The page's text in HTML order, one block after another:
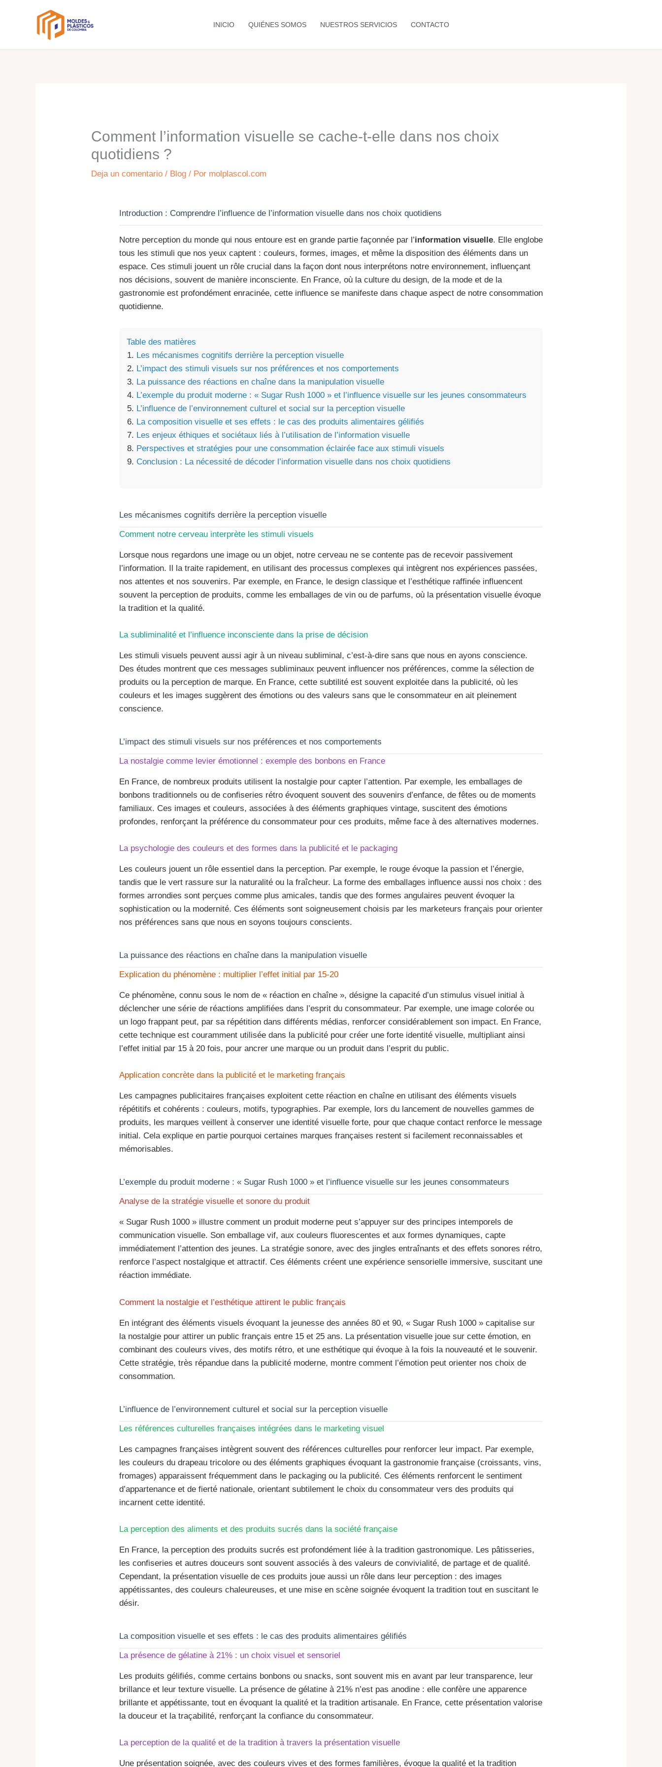
INICIO QUIÉNES SOMOS NUESTROS SERVICIOS CONTACTO
Comment l’information visuelle se cache-t-elle dans nos choix
quotidiens ?
Deja un comentario / Blog / Por molplascol.com
Introduction : Comprendre l’influence de l’information visuelle dans nos choix quotidiens
Notre perception du monde qui nous entoure est en grande partie façonnée par l’information visuelle. Elle englobe
tous les stimuli que nos yeux captent : couleurs, formes, images, et même la disposition des éléments dans un
espace. Ces stimuli jouent un rôle crucial dans la façon dont nous interprétons notre environnement, influençant
nos décisions, souvent de manière inconsciente. En France, où la culture du design, de la mode et de la
gastronomie est profondément enracinée, cette influence se manifeste dans chaque aspect de notre consommation
quotidienne.
Table des matières
Les mécanismes cognitifs derrière la perception visuelle
L’impact des stimuli visuels sur nos préférences et nos comportements
La puissance des réactions en chaîne dans la manipulation visuelle
L’exemple du produit moderne : « Sugar Rush 1000 » et l’influence visuelle sur les jeunes consommateurs
L’influence de l’environnement culturel et social sur la perception visuelle
La composition visuelle et ses effets : le cas des produits alimentaires gélifiés
Les enjeux éthiques et sociétaux liés à l’utilisation de l’information visuelle
Perspectives et stratégies pour une consommation éclairée face aux stimuli visuels
Conclusion : La nécessité de décoder l’information visuelle dans nos choix quotidiens
Les mécanismes cognitifs derrière la perception visuelle
Comment notre cerveau interprète les stimuli visuels
Lorsque nous regardons une image ou un objet, notre cerveau ne se contente pas de recevoir passivement
l’information. Il la traite rapidement, en utilisant des processus complexes qui intègrent nos expériences passées,
nos attentes et nos souvenirs. Par exemple, en France, le design classique et l’esthétique raffinée influencent
souvent la perception de produits, comme les emballages de vin ou de parfums, où la présentation visuelle évoque
la tradition et la qualité.
La subliminalité et l’influence inconsciente dans la prise de décision
Les stimuli visuels peuvent aussi agir à un niveau subliminal, c’est-à-dire sans que nous en ayons conscience.
Des études montrent que ces messages subliminaux peuvent influencer nos préférences, comme la sélection de
produits ou la perception de marque. En France, cette subtilité est souvent exploitée dans la publicité, où les
couleurs et les images suggèrent des émotions ou des valeurs sans que le consommateur en ait pleinement
conscience.
L’impact des stimuli visuels sur nos préférences et nos comportements
La nostalgie comme levier émotionnel : exemple des bonbons en France
En France, de nombreux produits utilisent la nostalgie pour capter l’attention. Par exemple, les emballages de
bonbons traditionnels ou de confiseries rétro évoquent souvent des souvenirs d’enfance, de fêtes ou de moments
familiaux. Ces images et couleurs, associées à des éléments graphiques vintage, suscitent des émotions
profondes, renforçant la préférence du consommateur pour ces produits, même face à des alternatives modernes.
La psychologie des couleurs et des formes dans la publicité et le packaging
Les couleurs jouent un rôle essentiel dans la perception. Par exemple, le rouge évoque la passion et l’énergie,
tandis que le vert rassure sur la naturalité ou la fraîcheur. La forme des emballages influence aussi nos choix : des
formes arrondies sont perçues comme plus amicales, tandis que des formes angulaires peuvent évoquer la
sophistication ou la modernité. Ces éléments sont soigneusement choisis par les marketeurs français pour orienter
nos préférences sans que nous en soyons toujours conscients.
La puissance des réactions en chaîne dans la manipulation visuelle
Explication du phénomène : multiplier l’effet initial par 15-20
Ce phénomène, connu sous le nom de « réaction en chaîne », désigne la capacité d’un stimulus visuel initial à
déclencher une série de réactions amplifiées dans l’esprit du consommateur. Par exemple, une image colorée ou
un logo frappant peut, par sa répétition dans différents médias, renforcer considérablement son impact. En France,
cette technique est couramment utilisée dans la publicité pour créer une forte identité visuelle, multipliant ainsi
l’effet initial par 15 à 20 fois, pour ancrer une marque ou un produit dans l’esprit du public.
Application concrète dans la publicité et le marketing français
Les campagnes publicitaires françaises exploitent cette réaction en chaîne en utilisant des éléments visuels
répétitifs et cohérents : couleurs, motifs, typographies. Par exemple, lors du lancement de nouvelles gammes de
produits, les marques veillent à conserver une identité visuelle forte, pour que chaque contact renforce le message
initial. Cela explique en partie pourquoi certaines marques françaises restent si facilement reconnaissables et
mémorisables.
L’exemple du produit moderne : « Sugar Rush 1000 » et l’influence visuelle sur les jeunes consommateurs
Analyse de la stratégie visuelle et sonore du produit
« Sugar Rush 1000 » illustre comment un produit moderne peut s’appuyer sur des principes intemporels de
communication visuelle. Son emballage vif, aux couleurs fluorescentes et aux formes dynamiques, capte
immédiatement l’attention des jeunes. La stratégie sonore, avec des jingles entraînants et des effets sonores rétro,
renforce l’aspect nostalgique et attractif. Ces éléments créent une expérience sensorielle immersive, suscitant une
réaction immédiate.
Comment la nostalgie et l’esthétique attirent le public français
En intégrant des éléments visuels évoquant la jeunesse des années 80 et 90, « Sugar Rush 1000 » capitalise sur
la nostalgie pour attirer un public français entre 15 et 25 ans. La présentation visuelle joue sur cette émotion, en
combinant des couleurs vives, des motifs rétro, et une esthétique qui évoque à la fois la nouveauté et le souvenir.
Cette stratégie, très répandue dans la publicité moderne, montre comment l’émotion peut orienter nos choix de
consommation.
L’influence de l’environnement culturel et social sur la perception visuelle
Les références culturelles françaises intégrées dans le marketing visuel
Les campagnes françaises intègrent souvent des références culturelles pour renforcer leur impact. Par exemple,
les couleurs du drapeau tricolore ou des éléments graphiques évoquant la gastronomie française (croissants, vins,
fromages) apparaissent fréquemment dans le packaging ou la publicité. Ces éléments renforcent le sentiment
d’appartenance et de fierté nationale, orientant subtilement le choix du consommateur vers des produits qui
incarnent cette identité.
La perception des aliments et des produits sucrés dans la société française
En France, la perception des produits sucrés est profondément liée à la tradition gastronomique. Les pâtisseries,
les confiseries et autres douceurs sont souvent associés à des valeurs de convivialité, de partage et de qualité.
Cependant, la présentation visuelle de ces produits joue aussi un rôle dans leur perception : des images
appétissantes, des couleurs chaleureuses, et une mise en scène soignée évoquent la tradition tout en suscitant le
désir.
La composition visuelle et ses effets : le cas des produits alimentaires gélifiés
La présence de gélatine à 21% : un choix visuel et sensoriel
Les produits gélifiés, comme certains bonbons ou snacks, sont souvent mis en avant par leur transparence, leur
brillance et leur texture visuelle. La présence de gélatine à 21% n’est pas anodine : elle confère une apparence
brillante et appétissante, tout en évoquant la qualité et la tradition artisanale. En France, cette présentation valorise
la douceur et la traçabilité, renforçant la confiance du consommateur.
La perception de la qualité et de la tradition à travers la présentation visuelle
Une présentation soignée, avec des couleurs vives et des formes familières, évoque la qualité et la tradition